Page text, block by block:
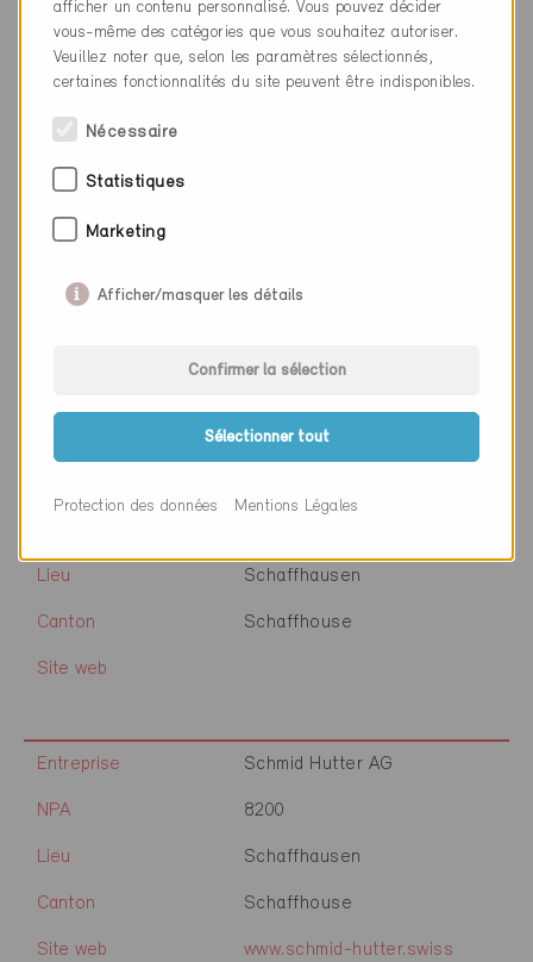
Canton Schaffhouse
Site web www.atelier-naba.ch
Entreprise
Lieu Schaffhausen
Lieu Schaffhausen
Canton Schaffhouse
Site web
Entreprise Schmid Hutter AG
NPA 8200
Lieu Schaffhausen
Canton Schaffhouse
Site web www.schmid-hutter.swiss
afficher un contenu personnalisé. Vous pouvez décider
vous-même des catégories que vous souhaitez autoriser.
Veuillez noter que, selon les paramètres sélectionnés,
certaines fonctionnalités du site peuvent être indisponibles.
Nécessaire
Statistiques
Marketing
Afficher/masquer les détails
Confirmer la sélection
Sélectionner tout
Protection des données Mentions Légales